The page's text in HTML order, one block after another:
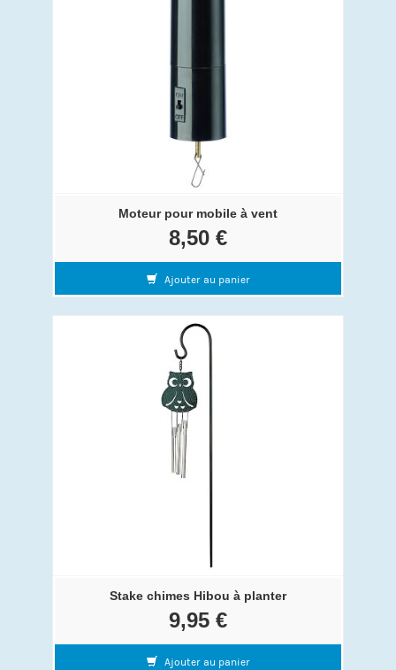
Moteur pour mobile à vent
8,50 €
Ajouter au panier
Stake chimes Hibou à planter
9,95 €
Ajouter au panier